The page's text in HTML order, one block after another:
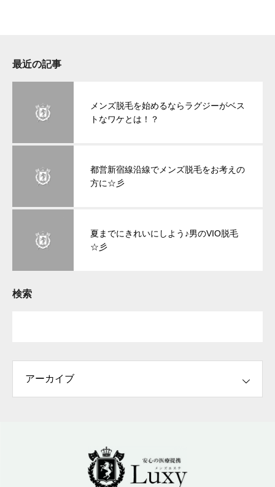
最近の記事
メンズ脱毛を始めるならラグジーがベス
トなワケとは！？
都営新宿線沿線でメンズ脱毛をお考えの
方に☆彡
夏までにきれいにしよう♪男のVIO脱毛
☆彡
検索